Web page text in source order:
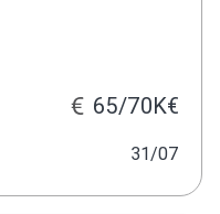
65/70K€
31/07